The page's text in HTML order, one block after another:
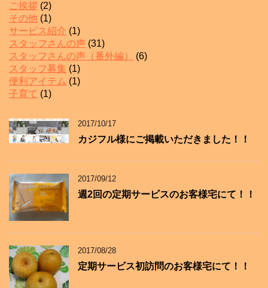
ご挨拶 (2)
その他 (1)
サービス紹介 (1)
スタッフさんの声 (31)
スタッフさんの声（番外編）
(6)
スタッフ募集 (1)
便利アイテム (1)
子育て (1)
2017/10/17
カジフル様にご掲載いただきました！！
2017/09/12
週2回の定期サービスのお客様宅にて！！
2017/08/28
定期サービス初訪問のお客様宅にて！！